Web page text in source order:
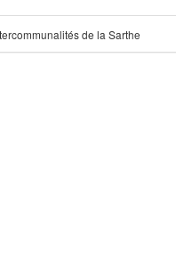
de la Sarthe